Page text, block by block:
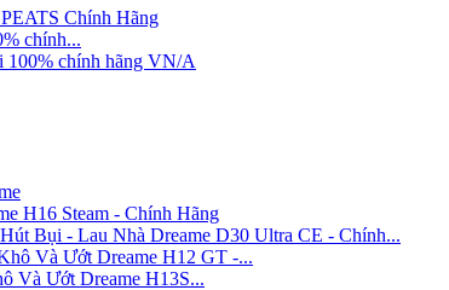
Chính Hãng
chính...
100% chính hãng VN/A
H16 Steam - Chính Hãng
Bụi - Lau Nhà Dreame D30 Ultra CE - Chính...
Và Ướt Dreame H12 GT -...
Và Ướt Dreame H13S...